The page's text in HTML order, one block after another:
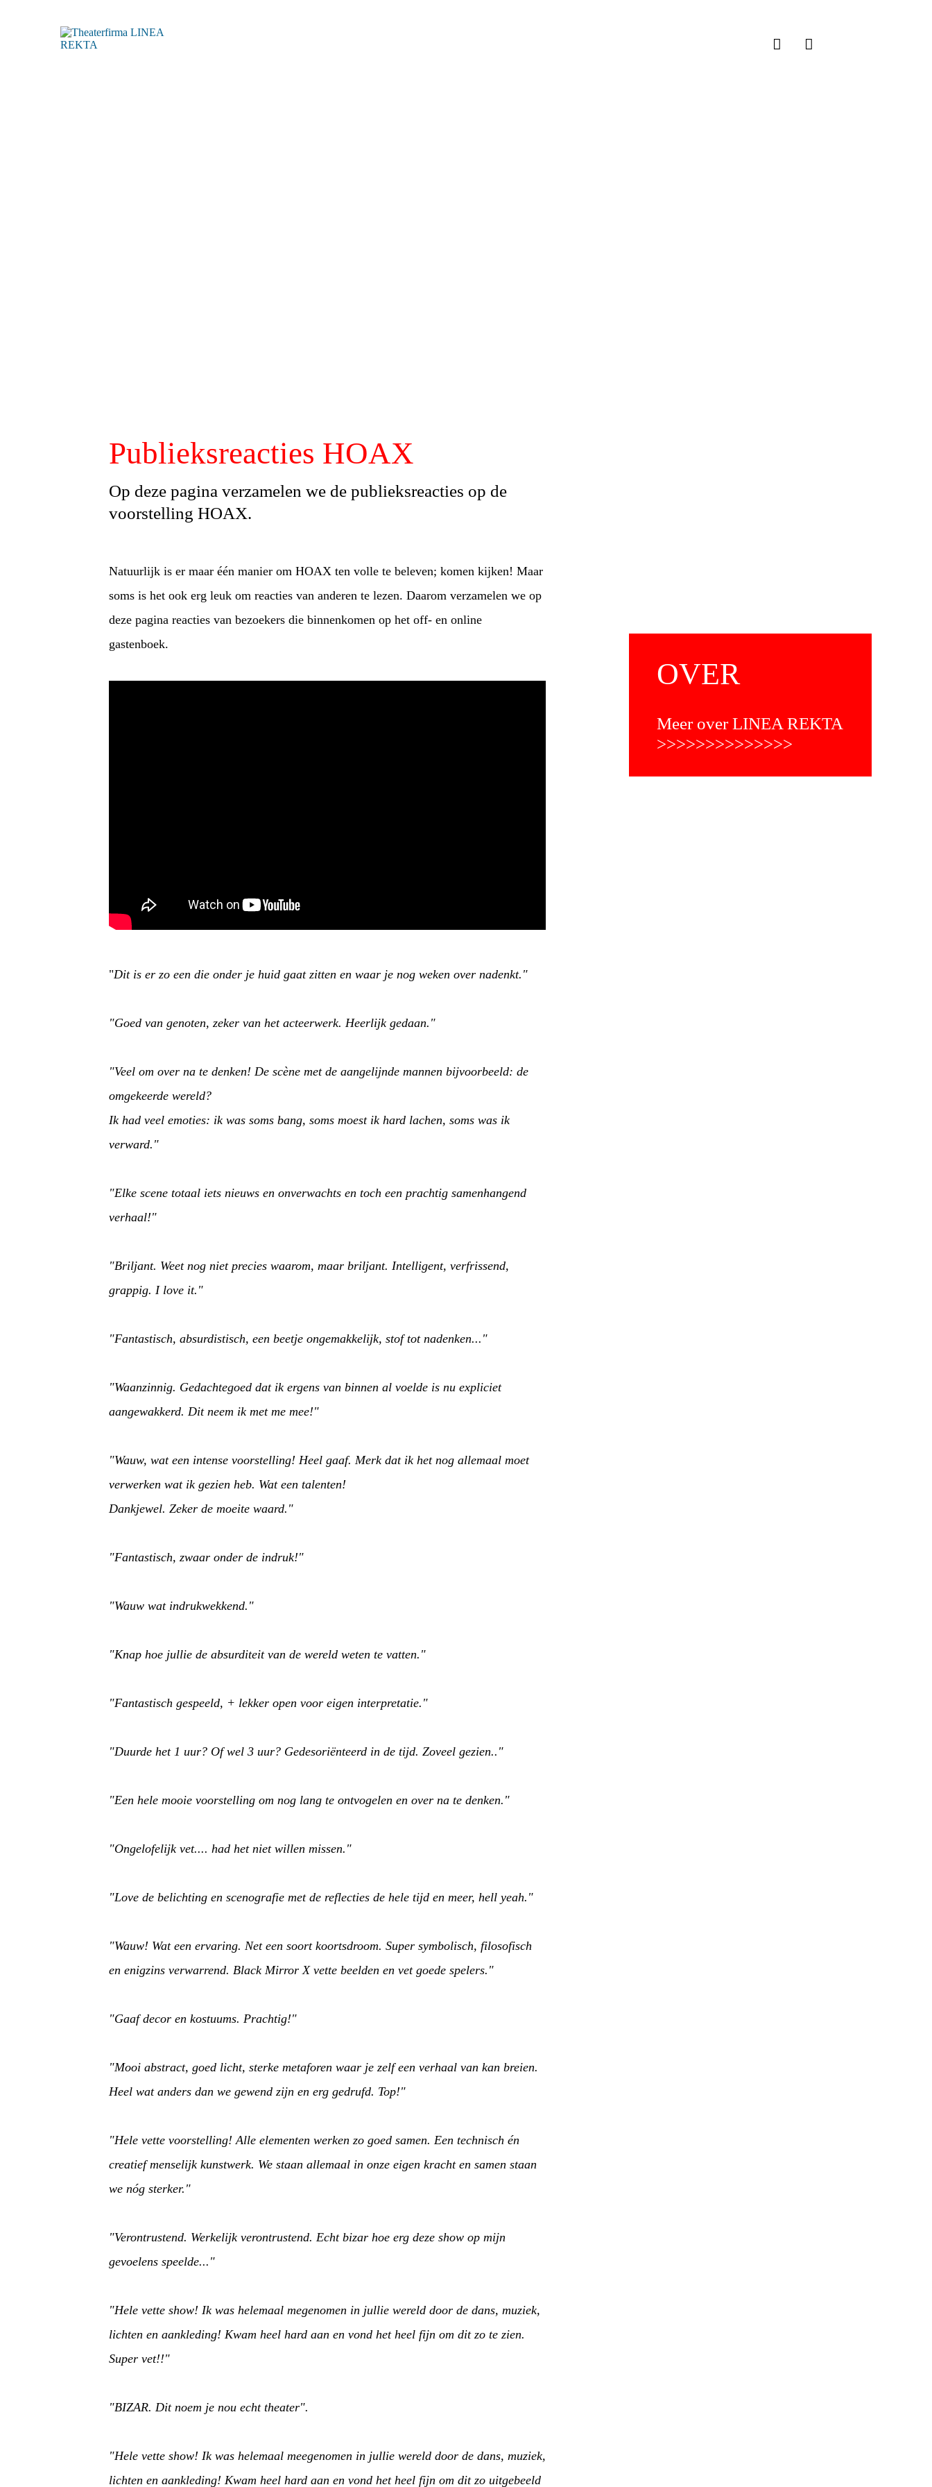
Publieksreacties HOAX
Op deze pagina verzamelen we de publieksreacties op de
voorstelling HOAX.
Natuurlijk is er maar één manier om HOAX ten volle te beleven; komen kijken! Maar
soms is het ook erg leuk om reacties van anderen te lezen. Daarom verzamelen we op
deze pagina reacties van bezoekers die binnenkomen op het off- en online
gastenboek.
"Dit is er zo een die onder je huid gaat zitten en waar je nog weken over nadenkt."
"Goed van genoten, zeker van het acteerwerk. Heerlijk gedaan."
"Veel om over na te denken! De scène met de aangelijnde mannen bijvoorbeeld: de
omgekeerde wereld?
Ik had veel emoties: ik was soms bang, soms moest ik hard lachen, soms was ik
verward."
"Elke scene totaal iets nieuws en onverwachts en toch een prachtig samenhangend
verhaal!"
"Briljant. Weet nog niet precies waarom, maar briljant. Intelligent, verfrissend,
grappig. I love it."
"Fantastisch, absurdistisch, een beetje ongemakkelijk, stof tot nadenken..."
"Waanzinnig. Gedachtegoed dat ik ergens van binnen al voelde is nu expliciet
aangewakkerd. Dit neem ik met me mee!"
"Wauw, wat een intense voorstelling! Heel gaaf. Merk dat ik het nog allemaal moet
verwerken wat ik gezien heb. Wat een talenten!
Dankjewel. Zeker de moeite waard."
"Fantastisch, zwaar onder de indruk!"
"Wauw wat indrukwekkend."
"Knap hoe jullie de absurditeit van de wereld weten te vatten."
"Fantastisch gespeeld, + lekker open voor eigen interpretatie."
"Duurde het 1 uur? Of wel 3 uur? Gedesoriënteerd in de tijd. Zoveel gezien.."
"Een hele mooie voorstelling om nog lang te ontvogelen en over na te denken."
"Ongelofelijk vet.... had het niet willen missen."
"Love de belichting en scenografie met de reflecties de hele tijd en meer, hell yeah."
"Wauw! Wat een ervaring. Net een soort koortsdroom. Super symbolisch, filosofisch
en enigzins verwarrend. Black Mirror X vette beelden en vet goede spelers."
"Gaaf decor en kostuums. Prachtig!"
"Mooi abstract, goed licht, sterke metaforen waar je zelf een verhaal van kan breien.
Heel wat anders dan we gewend zijn en erg gedrufd. Top!"
"Hele vette voorstelling! Alle elementen werken zo goed samen. Een technisch én
creatief menselijk kunstwerk. We staan allemaal in onze eigen kracht en samen staan
we nóg sterker."
"Verontrustend. Werkelijk verontrustend. Echt bizar hoe erg deze show op mijn
gevoelens speelde..."
"Hele vette show! Ik was helemaal megenomen in jullie wereld door de dans, muziek,
lichten en aankleding! Kwam heel hard aan en vond het heel fijn om dit zo te zien.
Super vet!!"
"BIZAR. Dit noem je nou echt theater".
"Hele vette show! Ik was helemaal meegenomen in jullie wereld door de dans, muziek,
lichten en aankleding! Kwam heel hard aan en vond het heel fijn om dit zo uitgebeeld
OVER
Meer over LINEA REKTA